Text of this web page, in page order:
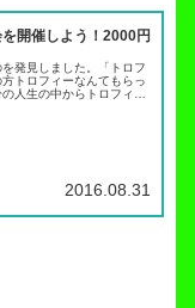
開催しよう！2000円
発見しました。「トロフ
トロフィーなんてもらっ
人生の中からトロフィー
2016.08.31